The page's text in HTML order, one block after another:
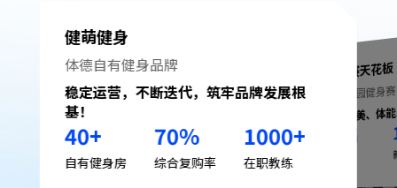
健萌健身
体德⾃有健身品牌
稳定运营，不断迭代，筑牢品牌发展根
基！
40+
自有健身房
70%
综合复购率
1000+
在职教练
校内赛天花板
打造校园健
覆盖健美、
届